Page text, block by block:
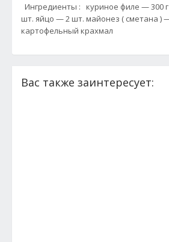
Ингредиенты : куриное филе — 300 г плавленый сыр — 2
шт. яйцо — 2 шт. майонез ( сметана ) — 2 ст. л.
картофельный крахмал
Вас также заинтересует: